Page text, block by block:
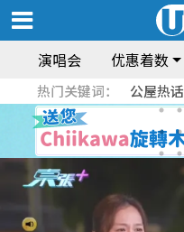
演唱会 优惠着数
热门关键词： 公屋热话